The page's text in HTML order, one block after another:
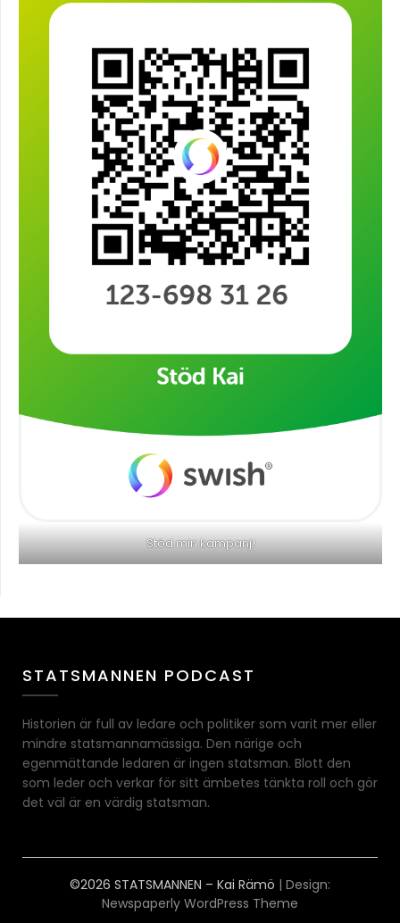
Stöd min kampanj!
STATSMANNEN PODCAST
Historien är full av ledare och politiker som varit mer eller
mindre statsmannamässiga. Den närige och
egenmättande ledaren är ingen statsman. Blott den
som leder och verkar för sitt ämbetes tänkta roll och gör
det väl är en värdig statsman.
©2026 STATSMANNEN – Kai Rämö | Design:
Newspaperly WordPress Theme